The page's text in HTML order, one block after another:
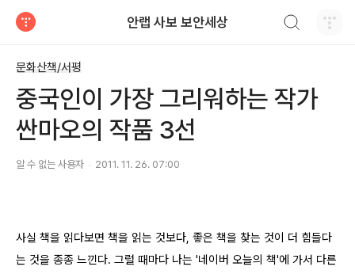
안랩 사보 보안세상
문화산책/서평
중국인이 가장 그리워하는 작가
싼마오의 작품 3선
알 수 없는 사용자 2011. 11. 26. 07:00
사실 책을 읽다보면 책을 읽는 것보다, 좋은 책을 찾는 것이 더 힘들다
는 것을 종종 느낀다. 그럴 때마다 나는 '네이버 오늘의 책'에 가서 다른